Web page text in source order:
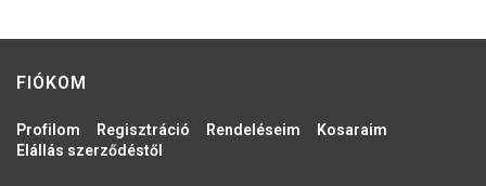
FIÓKOM
Profilom Regisztráció Rendeléseim
Kosaraim
Elállás szerződéstől